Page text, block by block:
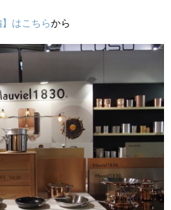
はこちらから